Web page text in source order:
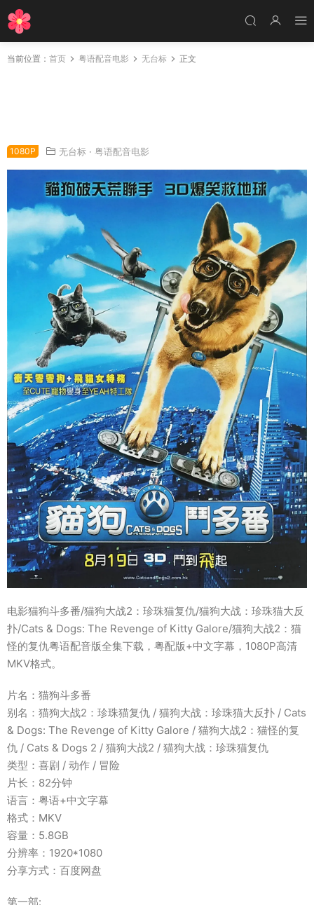
当前位置： 首页 粤语配音电影 无台标 正文
1080P 无台标 · 粤语配音电影
电影猫狗斗多番/猫狗大战2：珍珠猫复仇/猫狗大战：珍珠猫大反
扑/Cats & Dogs: The Revenge of Kitty Galore/猫狗大战2：猫
怪的复仇粤语配音版全集下载，粤配版+中文字幕，1080P高清
MKV格式。
片名：猫狗斗多番
别名：猫狗大战2：珍珠猫复仇 / 猫狗大战：珍珠猫大反扑 / Cats
& Dogs: The Revenge of Kitty Galore / 猫狗大战2：猫怪的复
仇 / Cats & Dogs 2 / 猫狗大战2 / 猫狗大战：珍珠猫复仇
类型：喜剧 / 动作 / 冒险
片长：82分钟
语言：粤语+中文字幕
格式：MKV
容量：5.8GB
分辨率：1920*1080
分享方式：百度网盘
第一部: